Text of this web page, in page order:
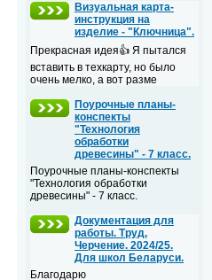
Визуальная карта-
инструкция на
изделие - "Ключница".
Прекрасная идея👍 Я пытался
вставить в техкарту, но было
очень мелко, а вот разме
Поурочные планы-
конспекты
"Технология
обработки
древесины" - 7 класс.
Поурочные планы-конспекты
"Технология обработки
древесины" - 7 класс.
Документация для
работы. Труд,
Черчение. 2024/25.
Для школ Беларуси.
Благодарю